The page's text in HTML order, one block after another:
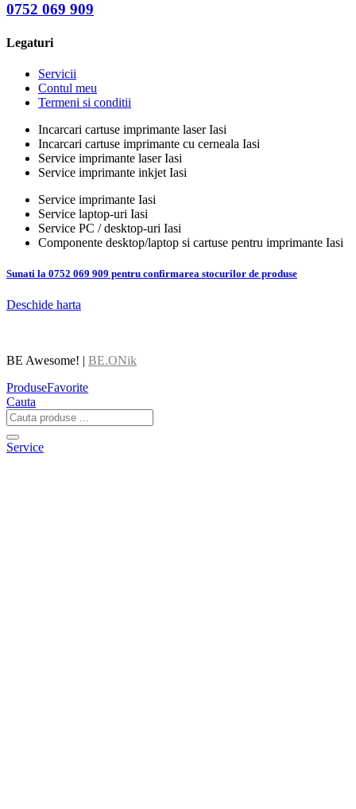
0752 069 909
Legaturi
Servicii
Contul meu
Termeni si conditii
Incarcari cartuse imprimante laser Iasi
Incarcari cartuse imprimante cu cerneala Iasi
Service imprimante laser Iasi
Service imprimante inkjet Iasi
Service imprimante Iasi
Service laptop-uri Iasi
Service PC / desktop-uri Iasi
Componente desktop/laptop si cartuse pentru imprimante Iasi
Sunati la 0752 069 909 pentru confirmarea stocurilor de produse
Deschide harta
BE Awesome! | BE.ONik
ProduseFavorite
Cauta
Service